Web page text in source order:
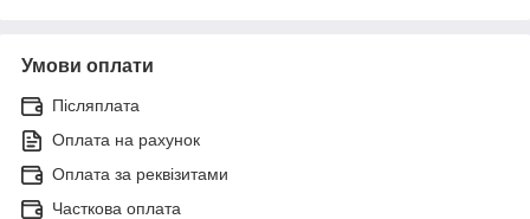
Умови оплати
Післяплата
Оплата на рахунок
Оплата за реквізитами
Часткова оплата